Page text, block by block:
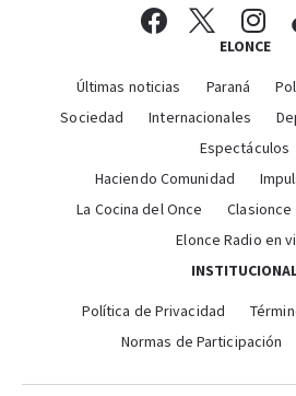
ELONCE
Últimas noticias Paraná
Sociedad
Internacionales
Espectáculos
Haciendo Comunidad
La Cocina del Once
Clasionce
Elonce Radio en
Política de Privacidad
Normas de Participación